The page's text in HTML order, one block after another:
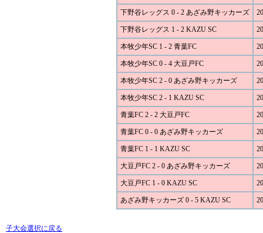
下野谷レッグス 0 - 2 あざみ野キッカーズ
下野谷レッグス 1 - 2 KAZU SC
本牧少年SC 1 - 2 青葉FC
本牧少年SC 0 - 4 大豆戸FC
本牧少年SC 2 - 0 あざみ野キッカーズ
本牧少年SC 2 - 1 KAZU SC
青葉FC 2 - 2 大豆戸FC
青葉FC 0 - 0 あざみ野キッカーズ
青葉FC 1 - 1 KAZU SC
大豆戸FC 2 - 0 あざみ野キッカーズ
大豆戸FC 1 - 0 KAZU SC
あざみ野キッカーズ 0 - 5 KAZU SC
子大会選択に戻る